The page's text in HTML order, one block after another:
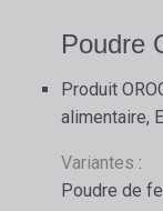
Poudre
Produit
alimentaire,
Variantes :
Poudre de